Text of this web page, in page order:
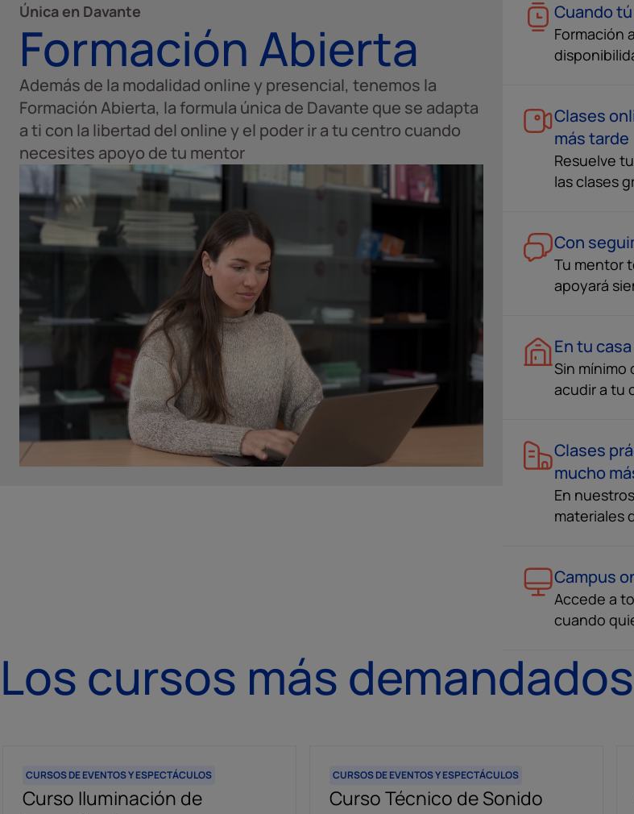
Única en Davante
Formación Abierta
Además de la modalidad online y presencial, tenemos la
Formación Abierta, la formula única de Davante que se adapta
a ti con la libertad del online y el poder ir a tu centro cuando
necesites apoyo de tu mentor
Cuando
Formación
Clases
más tarde
Resuelve
las clases
Con
Tu mentor
apoyará
En tu
Sin mínimo
acudir a tu
Clases
mucho
En
materiales
Campus
Accede a
cuando
Los cursos más demandados
CURSOS DE EVENTOS Y ESPECTÁCULOS
Curso Iluminación de
CURSOS DE EVENTOS Y ESPECTÁCULOS
Curso Técnico de Sonido